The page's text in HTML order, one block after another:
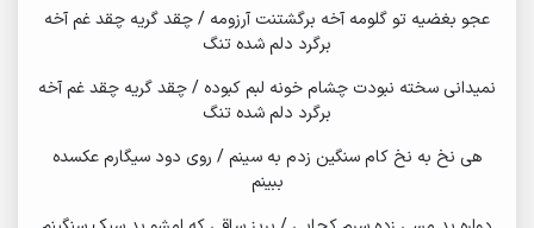
عجو بغضیه تو گلومه آخه برگشتنت آرزومه / چقد گریه چقد غم آخه
برگرد دلم شده تنگ
نمیدانی سخته نبودت چشام خونه لبم کبوده / چقد گریه چقد غم آخه
برگرد دلم شده تنگ
هی نخ به نخ کام سنگین زدم به سینم / روی دود سیگارم عکسده
ببینم